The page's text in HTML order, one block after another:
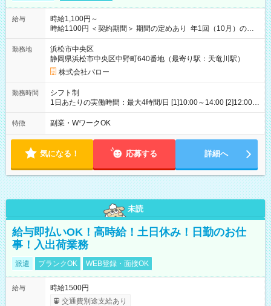
給与
時給1,100円～
時給1100円 ＜契約期間＞ 期間の定めあり 年1回（10月）の契
約更新となります 【試用期間】試用期間あり 試用期間の長さ：
2ヶ月 雇用形態、給与は本採用時と同じです。
勤務地
浜松市中央区
静岡県浜松市中央区中野町640番地（最寄り駅：天竜川駅）
株式会社バロー
勤務時間
シフト制
1日あたりの実働時間：最大4時間/日 [1]10:00～14:00 [2]12:00～
16:00 [3]16:00～20:00 ※土日祝は勤務できる方歓迎 <働き方>
【短時間パートタイマー】 1.勤務時間:4時間 2.勤務日数:週3～5
特徴 副業・WワークOK
気になる！ 応募する 詳細へ
未読
給与即払いOK！高時給！土日休み！日勤のお仕
事！入出荷業務
派遣 ブランクOK WEB登録・面接OK
給与
時給1500円
交通費別途支給あり